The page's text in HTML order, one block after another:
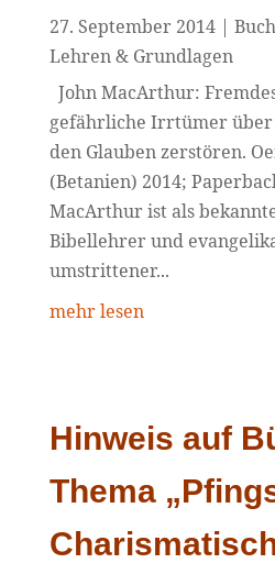
27. September 2014|
Lehren & Grundlagen
John MacArthur:
gefährliche Irrtümer über
den Glauben zerstören.
(Betanien) 2014;
MacArthur ist als
Bibellehrer und
umstrittener...
mehr lesen
Hinweis auf
Thema